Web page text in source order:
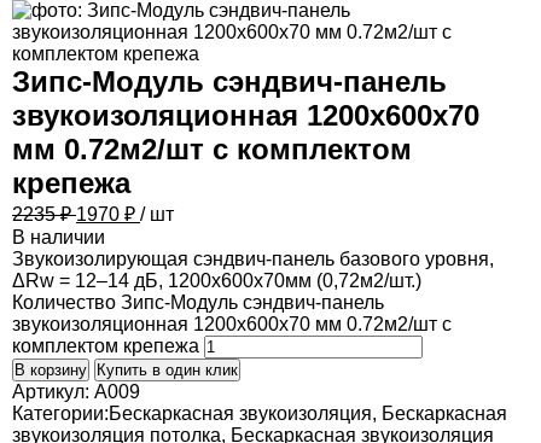
Зипс-Модуль сэндвич-панель
звукоизоляционная 1200х600х70
мм 0.72м2/шт с комплектом
крепежа
2235 ₽1970 ₽ / шт
В наличии
Звукоизолирующая сэндвич-панель базового уровня,
ΔRw = 12–14 дБ, 1200х600х70мм (0,72м2/шт.)
Количество Зипс-Модуль сэндвич-панель
звукоизоляционная 1200х600х70 мм 0.72м2/шт с
комплектом крепежа
В корзину Купить в один клик
Артикул: A009
Категории:Бескаркасная звукоизоляция, Бескаркасная
звукоизоляция потолка, Бескаркасная звукоизоляция